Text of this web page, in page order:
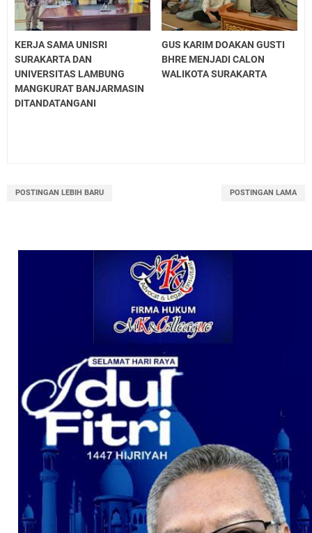
KERJA SAMA UNISRI
SURAKARTA DAN
UNIVERSITAS LAMBUNG
MANGKURAT BANJARMASIN
DITANDATANGANI
GUS KARIM DOAKAN GUSTI
BHRE MENJADI CALON
WALIKOTA SURAKARTA
POSTINGAN LEBIH BARU POSTINGAN LAMA